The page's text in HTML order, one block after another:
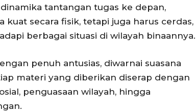
tantangan tugas ke depan,
secara fisik, tetapi juga harus cerdas,
berbagai situasi di wilayah binaannya.
penuh antusias, diwarnai suasana
materi yang diberikan diserap dengan
penguasaan wilayah, hingga